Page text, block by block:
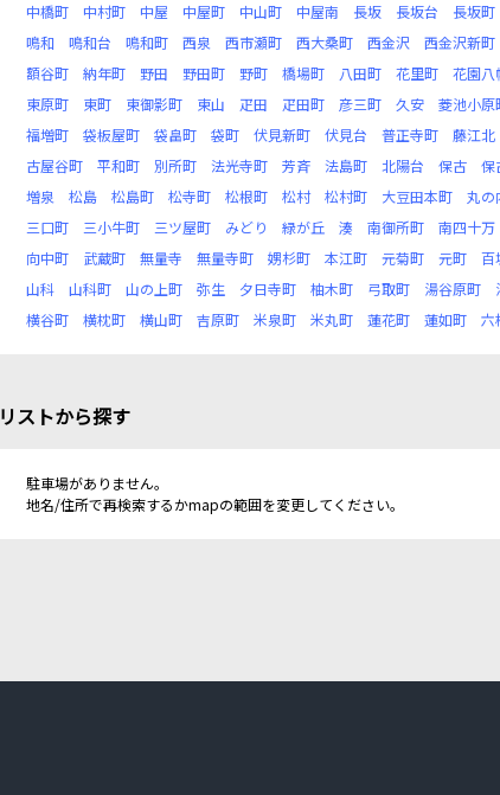
中橋町
中村町 中屋 中屋町 中山町 中屋南 長坂 長坂台 長坂町
鳴和
鳴和台 鳴和町 西泉 西市瀬町 西大桑町 西金沢 西金沢新町
額谷町
納年町 野田 野田町 野町 橋場町 八田町 花里町 花園八
東原町
東町 東御影町 東山 疋田 疋田町 彦三町 久安 菱池小原
福増町
袋板屋町 袋畠町 袋町 伏見新町 伏見台 普正寺町 藤江北
古屋谷町
平和町 別所町 法光寺町 芳斉 法島町 北陽台 保古 保
増泉
松島 松島町 松寺町 松根町 松村 松村町 大豆田本町 丸の
三口町
三小牛町 三ツ屋町 みどり 緑が丘 湊 南御所町 南四十万
向中町
武蔵町 無量寺 無量寺町 娚杉町 本江町 元菊町 元町 百
山科
山科町 山の上町 弥生 夕日寺町 柚木町 弓取町 湯谷原町
横谷町
横枕町 横山町 吉原町 米泉町 米丸町 蓮花町 蓮如町 六
リストから探す
駐車場がありません。
地名/住所で再検索するかmapの範囲を変更してください。